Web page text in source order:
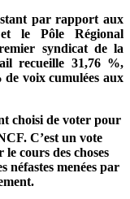
par rapport aux
le Pôle Régional
syndicat de la
recueille 31,76 %,
voix cumulées aux
choisi de voter pour
C’est un vote
cours des choses
néfastes menées par